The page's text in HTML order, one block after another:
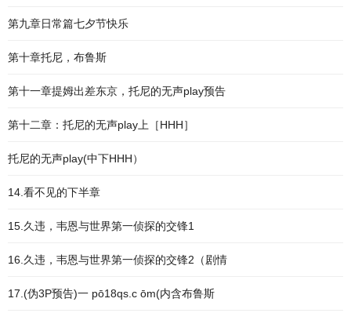
第九章日常篇七夕节快乐
第十章托尼，布鲁斯
第十一章提姆出差东京，托尼的无声play预告
第十二章：托尼的无声play上［HHH］
托尼的无声play(中下HHH）
14.看不见的下半章
15.久违，韦恩与世界第一侦探的交锋1
16.久违，韦恩与世界第一侦探的交锋2（剧情
17.(伪3P预告)一 pō18qs.c ōm(内含布鲁斯